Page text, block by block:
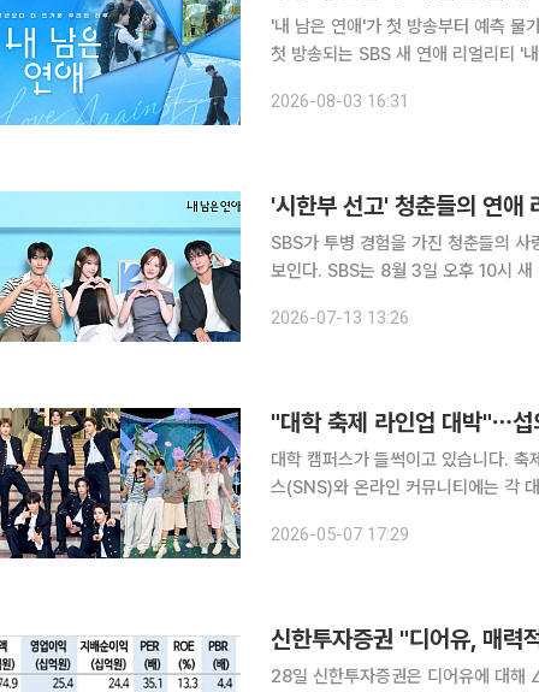
'내 남은 연애'가 첫 방송부터 예측 불
첫 방송되는 SBS 새 연애 리얼리티 '
유한함을 누구보다 절실하게 경험한
2026-08-03 16:31
'시한부 선고' 청춘들의 연
SBS가 투병 경험을 가진 청춘들의
보인다. SBS는 8월 3일 오후 10시 새 연애 리얼리티 프로그램 '내 남은 연애'를 첫 방송한다고 13일
시 삶과 사랑을 마주하는 과정을 담은
2026-07-13 13:26
"대학 축제 라인업 대박"⋯
대학 캠퍼스가 들썩이고 있습니다. 축제 시
스(SNS)와 온라인 커뮤니티에는 각
학 축제의 꽃은 인기 가수들의 공연입
2026-05-07 17:29
신한투자증권 "디어유, 매력
28일 신한투자증권은 디어유에 대